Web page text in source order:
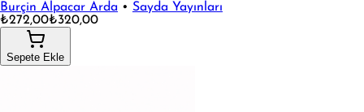
Burçin Alpacar Arda • Sayda Yayınları
₺272,00₺320,00
Sepete Ekle